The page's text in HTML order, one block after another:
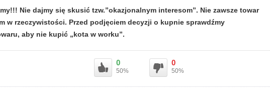
Nie dajmy się skusić tzw.”okazjonalnym interesom”. Nie zawsze towar
w rzeczywistości. Przed podjęciem decyzji o kupnie sprawdźmy
aby nie kupić „kota w worku”.
0
50%
0
50%